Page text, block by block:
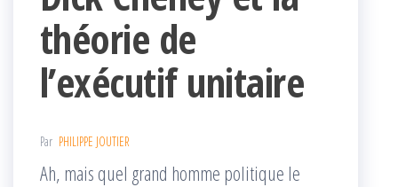
théorie de
l’exécutif unitaire
Par PHILIPPE JOUTIER
Ah, mais quel grand homme politique le